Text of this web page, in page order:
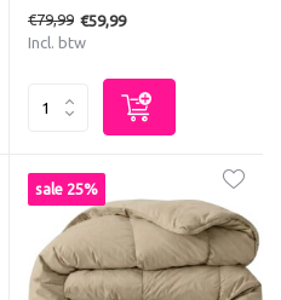
€79,99 €59,99
Incl. btw
sale 25%